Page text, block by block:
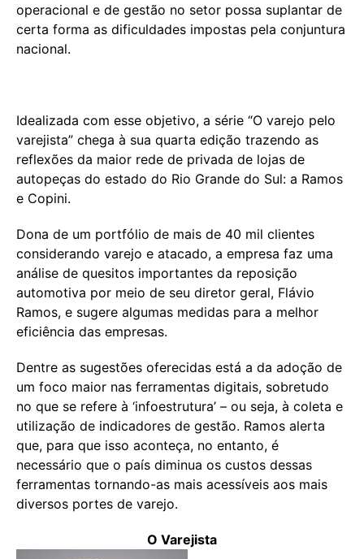
operacional e de gestão no setor possa suplantar de
certa forma as dificuldades impostas pela conjuntura
nacional.
Idealizada com esse objetivo, a série “O varejo pelo
varejista” chega à sua quarta edição trazendo as
reflexões da maior rede de privada de lojas de
autopeças do estado do Rio Grande do Sul: a Ramos
e Copini.
Dona de um portfólio de mais de 40 mil clientes
considerando varejo e atacado, a empresa faz uma
análise de quesitos importantes da reposição
automotiva por meio de seu diretor geral, Flávio
Ramos, e sugere algumas medidas para a melhor
eficiência das empresas.
Dentre as sugestões oferecidas está a da adoção de
um foco maior nas ferramentas digitais, sobretudo
no que se refere à ‘infoestrutura’ – ou seja, à coleta e
utilização de indicadores de gestão. Ramos alerta
que, para que isso aconteça, no entanto, é
necessário que o país diminua os custos dessas
ferramentas tornando-as mais acessíveis aos mais
diversos portes de varejo.
O Varejista